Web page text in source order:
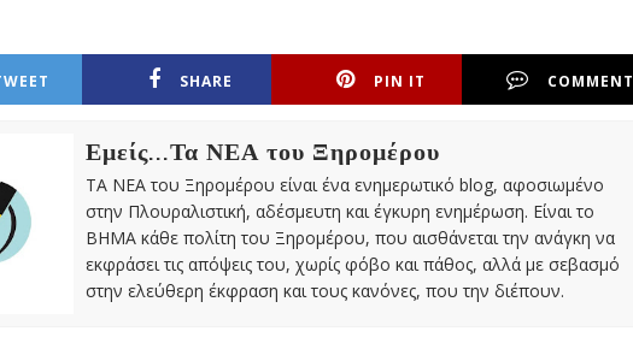
SHARE PIN IT COMMENT
Εμείς...Τα ΝΕΑ του Ξηρομέρου
ΤΑ ΝΕΑ του Ξηρομέρου είναι ένα ενημερωτικό blog, αφοσιωμένο
στην Πλουραλιστική, αδέσμευτη και έγκυρη ενημέρωση. Είναι το
ΒΗΜΑ κάθε πολίτη του Ξηρομέρου, που αισθάνεται την ανάγκη να
εκφράσει τις απόψεις του, χωρίς φόβο και πάθος, αλλά με σεβασμό
στην ελεύθερη έκφραση και τους κανόνες, που την διέπουν.